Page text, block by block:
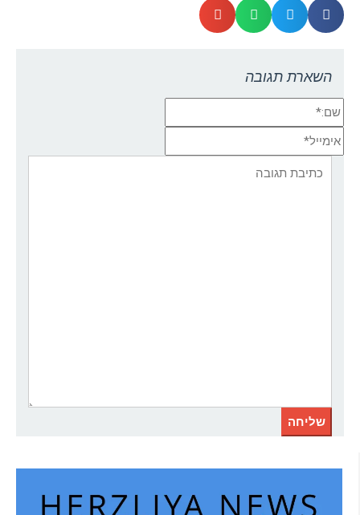
השארת תגובה
שם:*
אימייל*
אתר:תגובה